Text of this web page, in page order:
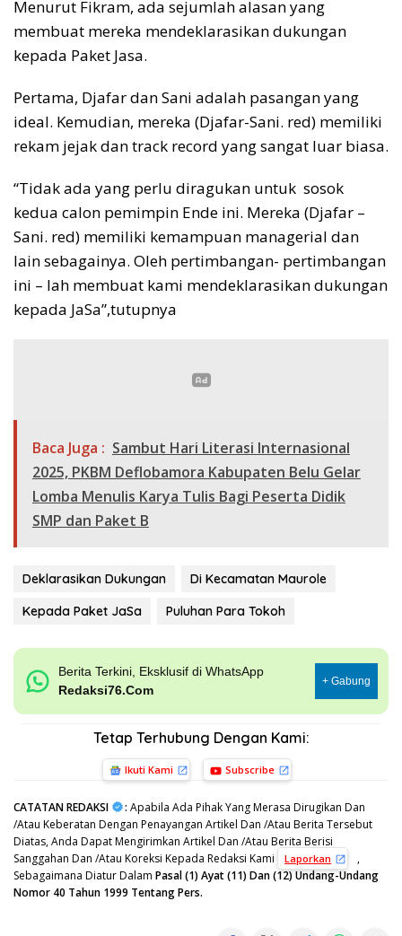
Menurut Fikram, ada sejumlah alasan yang
membuat mereka mendeklarasikan dukungan
kepada Paket Jasa.
Pertama, Djafar dan Sani adalah pasangan yang
ideal. Kemudian, mereka (Djafar-Sani. red) memiliki
rekam jejak dan track record yang sangat luar biasa.
“Tidak ada yang perlu diragukan untuk sosok
kedua calon pemimpin Ende ini. Mereka (Djafar –
Sani. red) memiliki kemampuan managerial dan
lain sebagainya. Oleh pertimbangan- pertimbangan
ini – lah membuat kami mendeklarasikan dukungan
kepada JaSa”,tutupnya
Baca Juga : Sambut Hari Literasi Internasional
2025, PKBM Deflobamora Kabupaten Belu Gelar
Lomba Menulis Karya Tulis Bagi Peserta Didik
SMP dan Paket B
Deklarasikan Dukungan
Di Kecamatan Maurole
Kepada Paket JaSa
Puluhan Para Tokoh
Berita Terkini, Eksklusif di WhatsApp
Redaksi76.Com
+ Gabung
Tetap Terhubung Dengan Kami:
Ikuti Kami Subscribe
CATATAN REDAKSI : Apabila Ada Pihak Yang Merasa Dirugikan Dan
/Atau Keberatan Dengan Penayangan Artikel Dan /Atau Berita Tersebut
Diatas, Anda Dapat Mengirimkan Artikel Dan /Atau Berita Berisi
Sanggahan Dan /Atau Koreksi Kepada Redaksi Kami
Laporkan
,
Sebagaimana Diatur Dalam Pasal (1) Ayat (11) Dan (12) Undang-Undang
Nomor 40 Tahun 1999 Tentang Pers.